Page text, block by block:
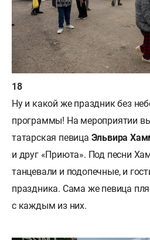
Ну и какой же праздник без
программы! На мероприятии
татарская певица Эльвира
и друг «Приюта». Под песни
танцевали и подопечные, и
праздника. Сама же певица
с каждым из них.